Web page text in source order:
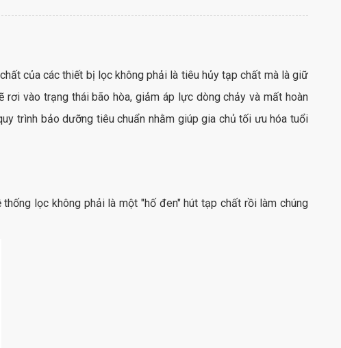
của các thiết bị lọc không phải là tiêu hủy tạp chất mà là giữ
vào trạng thái bão hòa, giảm áp lực dòng chảy và mất hoàn
trình bảo dưỡng tiêu chuẩn nhằm giúp gia chủ tối ưu hóa tuổi
lọc không phải là một "hố đen" hút tạp chất rồi làm chúng